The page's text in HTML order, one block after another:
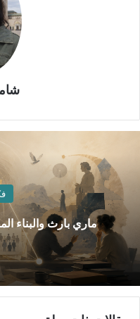
ماري بارث والبناء